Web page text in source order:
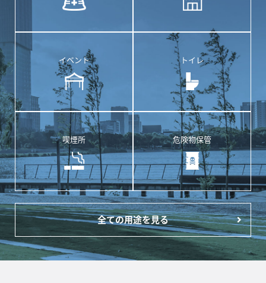
イベント トイレ
喫煙所 危険物保管
全ての用途を見る